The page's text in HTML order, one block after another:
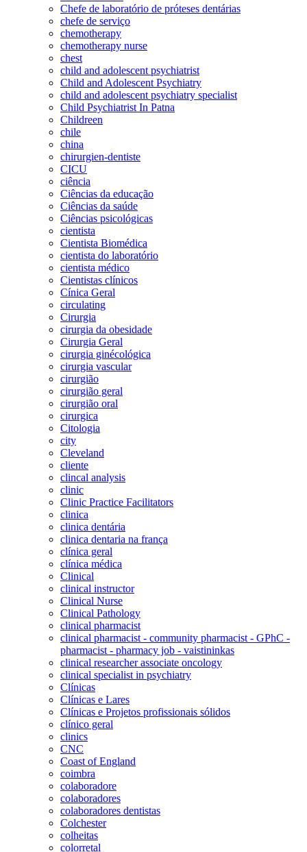
Chefe de laboratório de próteses dentárias
chefe de serviço
chemotherapy
chemotherapy nurse
chest
child and adolescent psychiatrist
Child and Adolescent Psychiatry
child and adolescent psychiatry specialist
Child Psychiatrist In Patna
Childreen
chile
china
chirurgien-dentiste
CICU
ciência
Ciências da educação
Ciências da saúde
Ciências psicológicas
cientista
Cientista Biomédica
cientista do laboratório
cientista médico
Cientistas clínicos
Cínica Geral
circulating
Cirurgia
cirurgia da obesidade
Cirurgia Geral
cirurgia ginécológica
cirurgia vascular
cirurgião
cirurgião geral
cirurgião oral
cirurgica
Citologia
city
Cleveland
cliente
clincal analysis
clinic
Clinic Practice Facilitators
clinica
clinica dentária
clinica dentaria na frança
clínica geral
clínica médica
Clinical
clinical instructor
Clinical Nurse
Clinical Pathology
clinical pharmacist
clinical pharmacist - community pharmacist - GPhC -
pharmacist - pharmacy job - vaistininkas
clinical researcher associate oncology
clinical specialist in psychiatry
Clínicas
Clínicas e Lares
Clínicas e Projetos profissionais sólidos
clínico geral
clinics
CNC
Coast of England
coimbra
colaboradore
colaboradores
colaboradores dentistas
Colchester
colheitas
colorretal